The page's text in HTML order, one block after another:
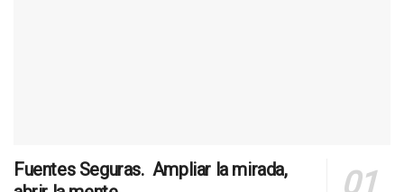
Fuentes Seguras. Ampliar la mirada,